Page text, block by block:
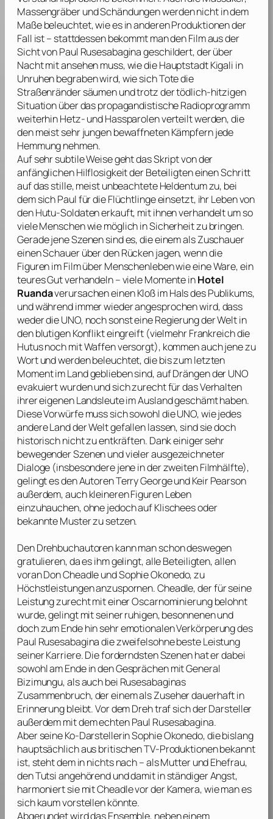
Massengräber und Schändungen werden nicht in dem
Maße beleuchtet, wie es in anderen Produktionen der
Fall ist – stattdessen bekommt man den Film aus der
Sicht von Paul Rusesabagina geschildert, der über
Nacht mit ansehen muss, wie die Hauptstadt Kigali in
Unruhen begraben wird, wie sich Tote die
Straßenränder säumen und trotz der tödlich-hitzigen
Situation über das propagandistische Radioprogramm
weiterhin Hetz- und Hassparolen verteilt werden, die
den meist sehr jungen bewaffneten Kämpfern jede
Hemmung nehmen.
Auf sehr subtile Weise geht das Skript von der
anfänglichen Hilflosigkeit der Beteiligten einen Schritt
auf das stille, meist unbeachtete Heldentum zu, bei
dem sich Paul für die Flüchtlinge einsetzt, ihr Leben von
den Hutu-Soldaten erkauft, mit ihnen verhandelt um so
viele Menschen wie möglich in Sicherheit zu bringen.
Gerade jene Szenen sind es, die einem als Zuschauer
einen Schauer über den Rücken jagen, wenn die
Figuren im Film über Menschenleben wie eine Ware, ein
teures Gut verhandeln – viele Momente inHotel
Ruandaverursachen einen Kloß im Hals des Publikums,
und während immer wieder angesprochen wird, dass
weder die UNO, noch sonst eine Regierung der Welt in
den blutigen Konflikt eingreift (vielmehr Frankreich die
Hutus noch mit Waffen versorgt), kommen auch jene zu
Wort und werden beleuchtet, die bis zum letzten
Moment im Land geblieben sind, auf Drängen der UNO
evakuiert wurden und sich zurecht für das Verhalten
ihrer eigenen Landsleute im Ausland geschämt haben.
Diese Vorwürfe muss sich sowohl die UNO, wie jedes
andere Land der Welt gefallen lassen, sind sie doch
historisch nicht zu entkräften. Dank einiger sehr
bewegender Szenen und vieler ausgezeichneter
Dialoge (insbesondere jene in der zweiten Filmhälfte),
gelingt es den AutorenTerry GeorgeundKeir Pearson
außerdem, auch kleineren Figuren Leben
einzuhauchen, ohne jedoch auf Klischees oder
bekannte Muster zu setzen.
Den Drehbuchautoren kann man schon deswegen
gratulieren, da es ihm gelingt, alle Beteiligten, allen
voranDon CheadleundSophie Okonedo, zu
Höchstleistungen anzuspornen.Cheadle, der für seine
Leistung zurecht mit einer Oscarnominierung belohnt
wurde, gelingt mit seiner ruhigen, besonnenen und
doch zum Ende hin sehr emotionalen Verkörperung des
Paul Rusesabagina die zweifelsohne beste Leistung
seiner Karriere. Die forderndsten Szenen hat er dabei
sowohl am Ende in den Gesprächen mit General
Bizimungu, als auch bei Rusesabaginas
Zusammenbruch, der einem als Zuseher dauerhaft in
Erinnerung bleibt. Vor dem Dreh traf sich der Darsteller
außerdem mit dem echten Paul Rusesabagina.
Aber seine Ko-DarstellerinSophie Okonedo, die bislang
hauptsächlich aus britischen TV-Produktionen bekannt
ist, steht dem in nichts nach – als Mutter und Ehefrau,
den Tutsi angehörend und damit in ständiger Angst,
harmoniert sie mitCheadlevor der Kamera, wie man es
sich kaum vorstellen könnte.
Abgerundet wird das Ensemble, neben einem